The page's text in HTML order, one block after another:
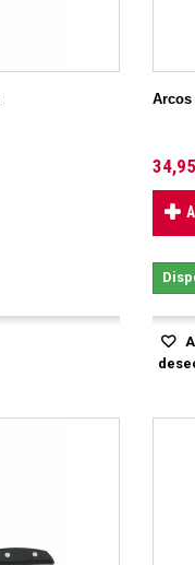
Arcos